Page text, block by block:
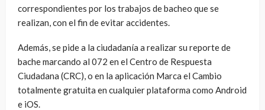
correspondientes por los trabajos de bacheo que se
realizan, con el fin de evitar accidentes.
Además, se pide a la ciudadanía a realizar su reporte de
bache marcando al 072 en el Centro de Respuesta
Ciudadana (CRC), o en la aplicación Marca el Cambio
totalmente gratuita en cualquier plataforma como Android
e iOS.